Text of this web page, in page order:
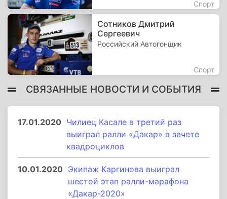
Спорт
Сотников Дмитрий
Сергеевич
Российский Автогонщик
Спорт
СВЯЗАННЫЕ НОВОСТИ И СОБЫТИЯ
17.01.2020 Чилиец Касале в третий раз
выиграл ралли «Дакар» в зачете
квадроциклов
10.01.2020 Экипаж Каргинова выиграл
шестой этап ралли-марафона
«Дакар-2020»